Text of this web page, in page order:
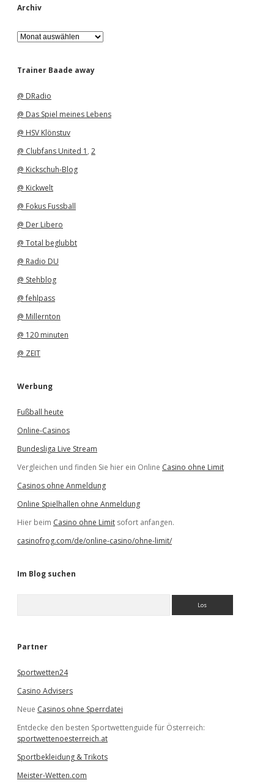
Archiv
A
r
h
Trainer Baade away
@ DRadio
@ Das Spiel meines Lebens
@ HSV Klönstuv
@ Clubfans United 1 , 2
@ Kickschuh-Blog
@ Kickwelt
@ Fokus Fussball
@ Der Libero
@ Total beglubbt
@ Radio DU
@ Stehblog
@ fehlpass
@ Millernton
@ 120 minuten
@ ZEIT
Werbung
Fußball heute
Online-Casinos
Bundesliga Live Stream
Vergleichen und finden Sie hier ein Online Casino ohne Limit
Casinos ohne Anmeldung
Online Spielhallen ohne Anmeldung
Hier beim Casino ohne Limit sofort anfangen.
casinofrog.com/de/online-casino/ohne-limit/
Im Blog suchen
e
Partner
Sportwetten24
Casino Advisers
Neue Casinos ohne Sperrdatei
Entdecke den besten Sportwettenguide für Österreich:
sportwettenoesterreich.at
Sportbekleidung & Trikots
Meister-Wetten.com